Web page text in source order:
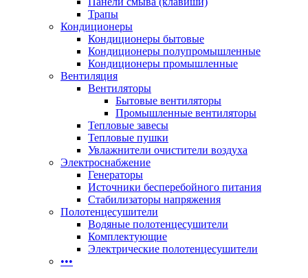
Трапы
Кондиционеры
Кондиционеры бытовые
Кондиционеры полупромышленные
Кондиционеры промышленные
Вентиляция
Вентиляторы
Бытовые вентиляторы
Промышленные вентиляторы
Тепловые завесы
Тепловые пушки
Увлажнители очистители воздуха
Электроснабжение
Генераторы
Источники бесперебойного питания
Стабилизаторы напряжения
Полотенцесушители
Водяные полотенцесушители
Комплектующие
Электрические полотенцесушители
•••